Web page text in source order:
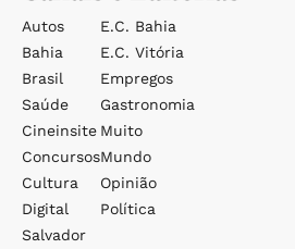
Autos
Bahia
Brasil
Saúde
Cineinsite
Concursos
Cultura
Digital
Salvador
E.c. Bahia
E.c. Vitória
Empregos
Gastronomia
Muito
Mundo
Opinião
Política